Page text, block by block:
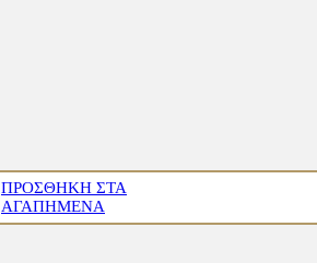
ΠΡΟΣΘΉΚΗ ΣΤΑ
ΑΓΑΠΗΜΈΝΑ